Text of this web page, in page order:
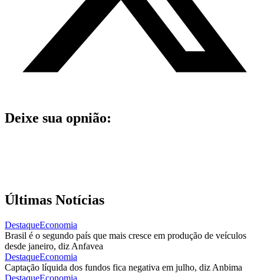
Deixe sua opnião:
Últimas Notícias
DestaqueEconomia
Brasil é o segundo país que mais cresce em produção de veículos
desde janeiro, diz Anfavea
DestaqueEconomia
Captação líquida dos fundos fica negativa em julho, diz Anbima